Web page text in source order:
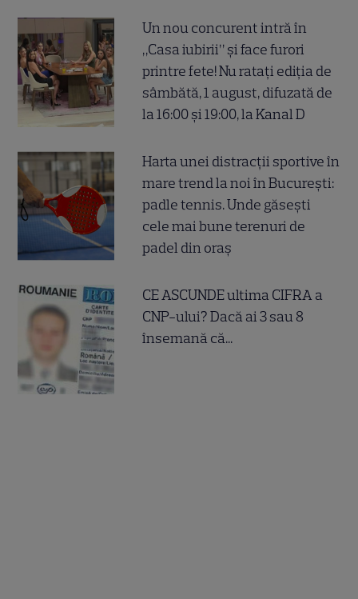
Un nou concurent intră în
„Casa iubirii” și face furori
printre fete! Nu ratați ediția de
sâmbătă, 1 august, difuzată de
la 16:00 și 19:00, la Kanal D
Harta unei distracții sportive în
mare trend la noi în București:
padle tennis. Unde găsești
cele mai bune terenuri de
padel din oraș
CE ASCUNDE ultima CIFRA a
CNP-ului? Dacă ai 3 sau 8
însemană că...